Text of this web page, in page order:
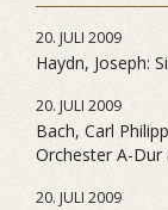
20. JULI 2009
Haydn, Joseph:
20. JULI 2009
Bach, Carl
Orchester A-Dur
20. JULI 2009